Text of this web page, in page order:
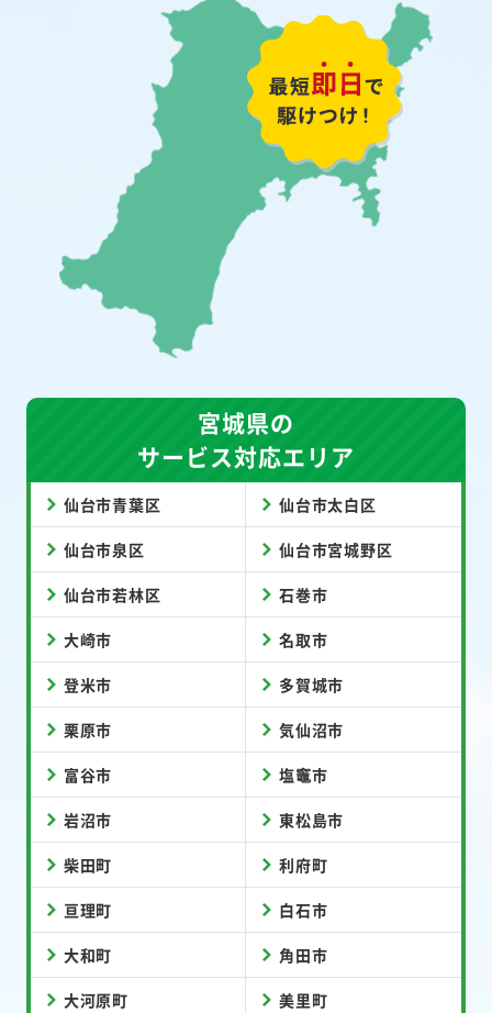
宮城県の
サービス対応エリア
仙台市青葉区 仙台市太白区
仙台市泉区 仙台市宮城野区
仙台市若林区 石巻市
大崎市 名取市
登米市 多賀城市
栗原市 気仙沼市
富谷市 塩竈市
岩沼市 東松島市
柴田町 利府町
亘理町 白石市
大和町 角田市
大河原町 美里町